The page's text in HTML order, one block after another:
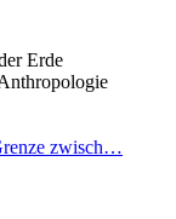
Erde
zwisch…